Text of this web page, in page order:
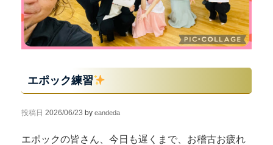
エポック練習
投稿日 2026/06/23 by eandeda
エポックの皆さん、今日も遅くまで、お稽古お疲れ